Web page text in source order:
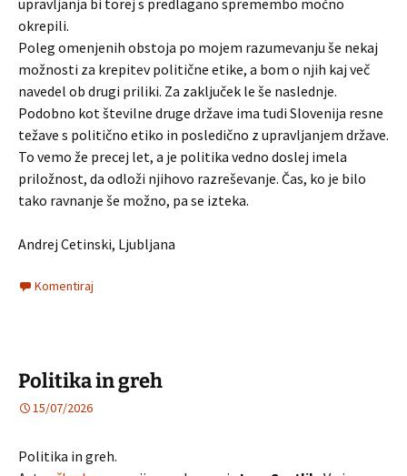
upravljanja bi torej s predlagano spremembo močno
okrepili.
Poleg omenjenih obstoja po mojem razumevanju še nekaj
možnosti za krepitev politične etike, a bom o njih kaj več
navedel ob drugi priliki. Za zaključek le še naslednje.
Podobno kot številne druge države ima tudi Slovenija resne
težave s politično etiko in posledično z upravljanjem države.
To vemo že precej let, a je politika vedno doslej imela
priložnost, da odloži njihovo razreševanje. Čas, ko je bilo
tako ravnanje še možno, pa se izteka.
Andrej Cetinski, Ljubljana
Komentiraj
Politika in greh
15/07/2026
Politika in greh.